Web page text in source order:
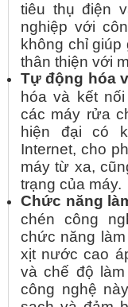
tiêu thụ điện
nghiệp với
không chỉ
thân thiện với
Tự động hóa
hóa và kết
các máy rửa
hiện đại có
Internet, cho
máy từ xa,
trạng của máy.
Chức năng
chén công
chức năng
xịt nước cao
và chế độ
công nghệ